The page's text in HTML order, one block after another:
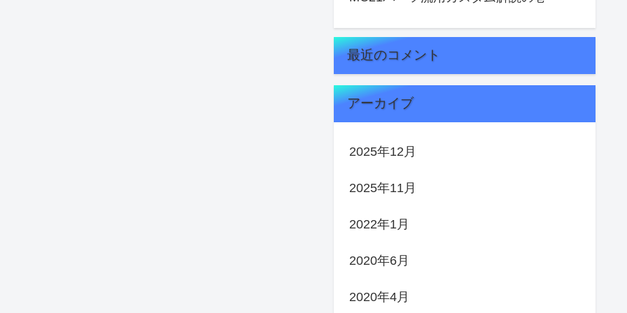
最近のコメント
アーカイブ
2025年12月
2025年11月
2022年1月
2020年6月
2020年4月